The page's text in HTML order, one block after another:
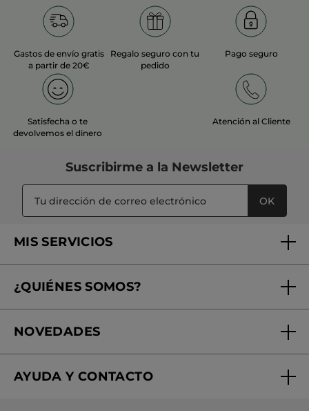
MÁS
Gastos de envío gratis
a partir de 20€
Regalo seguro con tu
pedido
Pago seguro
Satisfecha o te
devolvemos el dinero
Atención al Cliente
Suscribirme a la Newsletter
OK
MIS SERVICIOS
Tratamientos de Belleza
Mi club Yves Rocher
¿QUIÉNES SOMOS?
¿Quiénes somos?
Nuestros compromisos
NOVEDADES
Rebajas
AYUDA Y CONTACTO